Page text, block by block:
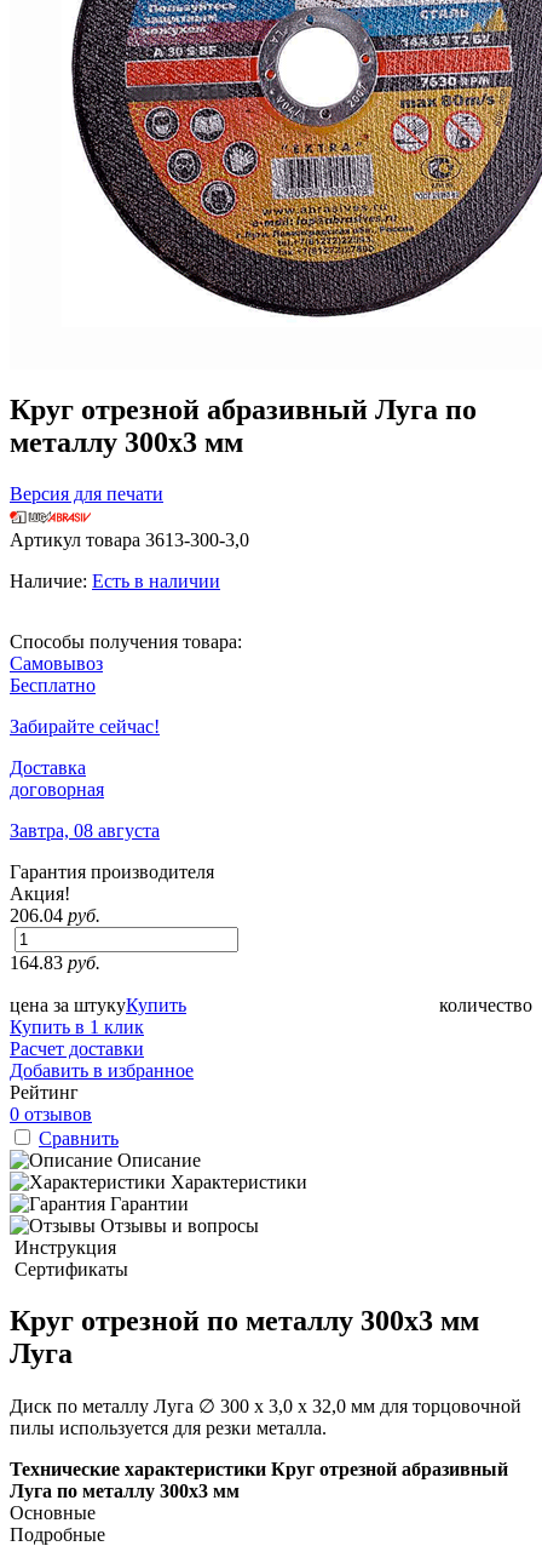
Круг отрезной абразивный Луга по
металлу 300х3 мм
Версия для печати
Артикул товара 3613-300-3,0
Наличие: Есть в наличии
Способы получения товара:
Самовывоз
Бесплатно
Забирайте сейчас!
Доставка
договорная
Завтра, 08 августа
Гарантия производителя
Акция!
206.04 руб.
164.83 руб.
цена за штуку количество
Купить
Купить в 1 клик
Расчет доставки
Добавить в избранное
Рейтинг
0 отзывов
Сравнить
Описание
Характеристики
Гарантии
Отзывы и вопросы
Инструкция
Сертификаты
Круг отрезной по металлу 300х3 мм
Луга
Диск по металлу Луга ∅ 300 х 3,0 х 32,0 мм для торцовочной
пилы используется для резки металла.
Технические характеристики Круг отрезной абразивный
Луга по металлу 300х3 мм
Основные
Подробные